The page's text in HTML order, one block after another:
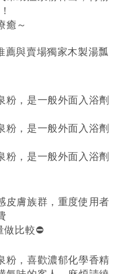
癒～
與賣場獨家木製湯瓢
粉，是一般外面入浴劑
粉，是一般外面入浴劑
粉，是一般外面入浴劑
皮膚族群，重度使用者
做比較⛔️
粉，喜歡濃郁化學香精